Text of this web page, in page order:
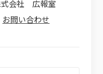
式会社 広報室
お問い合わせ